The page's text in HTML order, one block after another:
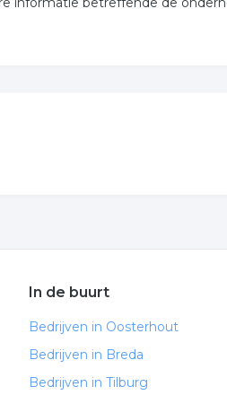
In de buurt
Bedrijven in Oosterhout
Bedrijven in Breda
Bedrijven in Tilburg